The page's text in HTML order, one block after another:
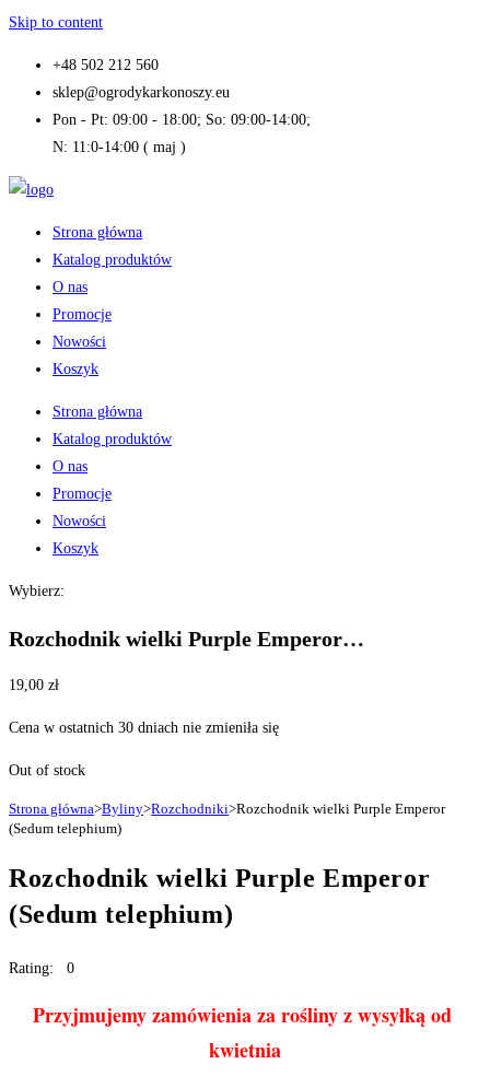
Skip to content
+48 502 212 560
sklep@ogrodykarkonoszy.eu
Pon - Pt: 09:00 - 18:00; So: 09:00-14:00;
N: 11:0-14:00 ( maj )
Strona główna
Katalog produktów
O nas
Promocje
Nowości
Koszyk
Strona główna
Katalog produktów
O nas
Promocje
Nowości
Koszyk
Wybierz:
Rozchodnik wielki Purple Emperor…
19,00 zł
Cena w ostatnich 30 dniach nie zmieniła się
Out of stock
Strona główna>Byliny>Rozchodniki>Rozchodnik wielki Purple Emperor
(Sedum telephium)
Rozchodnik wielki Purple Emperor
(Sedum telephium)
Rating: 0
Przyjmujemy zamówienia za rośliny z wysyłką od
kwietnia